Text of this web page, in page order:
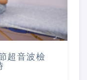
超音波檢